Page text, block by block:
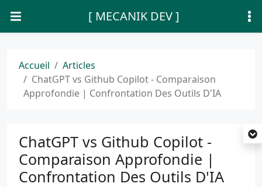
[ MECANIK DEV ]
Accueil
Articles
ChatGPT vs Github Copilot - Comparaison
Approfondie | Confrontation Des Outils D'IA
ChatGPT vs Github Copilot -
Comparaison Approfondie |
Confrontation Des Outils D'IA